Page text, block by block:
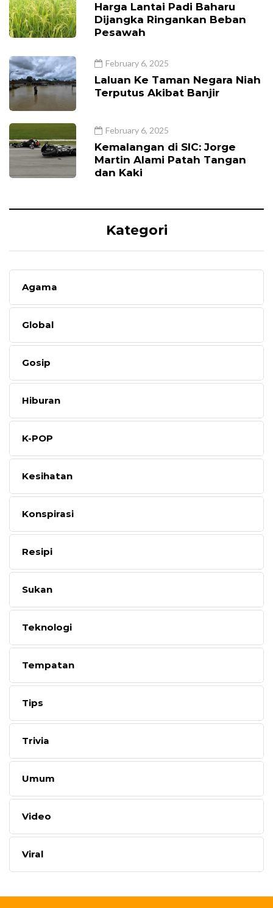
Harga Lantai Padi Baharu
Dijangka Ringankan Beban
Pesawah
February 6, 2025
Laluan Ke Taman Negara Niah
Terputus Akibat Banjir
February 6, 2025
Kemalangan di SIC: Jorge
Martin Alami Patah Tangan
dan Kaki
Kategori
Agama
Global
Gosip
Hiburan
K-POP
Kesihatan
Konspirasi
Resipi
Sukan
Teknologi
Tempatan
Tips
Trivia
Umum
Video
Viral